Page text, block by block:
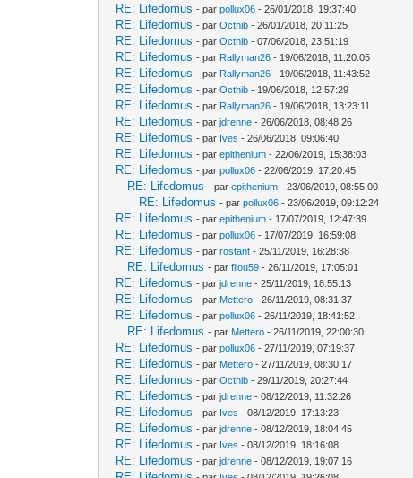
RE: Lifedomus - parpollux06 - 26/01/2018, 19:37:40
RE: Lifedomus - parOcthib - 26/01/2018, 20:11:25
RE: Lifedomus - parOcthib - 07/06/2018, 23:51:19
RE: Lifedomus - par Rallyman26 - 19/06/2018, 11:20:05
RE: Lifedomus - par Rallyman26 - 19/06/2018, 11:43:52
RE: Lifedomus - parOcthib - 19/06/2018, 12:57:29
RE: Lifedomus - par Rallyman26 - 19/06/2018, 13:23:11
RE: Lifedomus - parjdrenne - 26/06/2018, 08:48:26
RE: Lifedomus - par Ives - 26/06/2018, 09:06:40
RE: Lifedomus - parepithenium - 22/06/2019, 15:38:03
RE: Lifedomus - parpollux06 - 22/06/2019, 17:20:45
RE: Lifedomus - parepithenium - 23/06/2019, 08:55:00
RE: Lifedomus - parpollux06 - 23/06/2019, 09:12:24
RE: Lifedomus - parepithenium - 17/07/2019, 12:47:39
RE: Lifedomus - parpollux06 - 17/07/2019, 16:59:08
RE: Lifedomus - parrostant - 25/11/2019, 16:28:38
RE: Lifedomus - parfilou59 - 26/11/2019, 17:05:01
RE: Lifedomus - parjdrenne - 25/11/2019, 18:55:13
RE: Lifedomus - par Mettero - 26/11/2019, 08:31:37
RE: Lifedomus - parpollux06 - 26/11/2019, 18:41:52
RE: Lifedomus - par Mettero - 26/11/2019, 22:00:30
RE: Lifedomus - parpollux06 - 27/11/2019, 07:19:37
RE: Lifedomus - par Mettero - 27/11/2019, 08:30:17
RE: Lifedomus - parOcthib - 29/11/2019, 20:27:44
RE: Lifedomus - parjdrenne - 08/12/2019, 11:32:26
RE: Lifedomus - par Ives - 08/12/2019, 17:13:23
RE: Lifedomus - parjdrenne - 08/12/2019, 18:04:45
RE: Lifedomus - par Ives - 08/12/2019, 18:16:08
RE: Lifedomus - parjdrenne - 08/12/2019, 19:07:16